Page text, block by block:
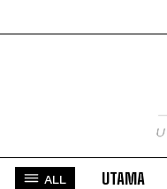
ALL UTAMA